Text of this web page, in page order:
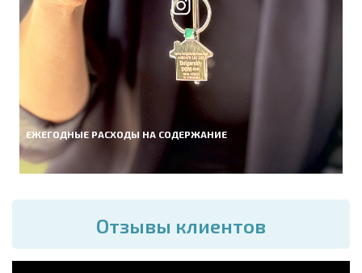
ЕЖЕГОДНЫЕ РАСХОДЫ НА СОДЕРЖАНИЕ
Отзывы клиентов